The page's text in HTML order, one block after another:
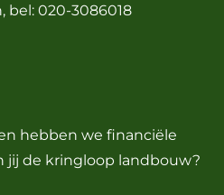
bel: 020-3086018
hebben we financiële
jij de kringloop landbouw?